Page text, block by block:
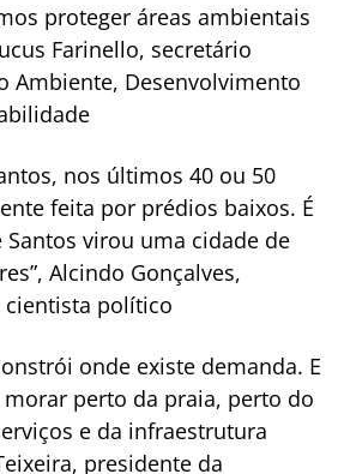
proteger áreas ambientais
Farinello, secretário
Ambiente, Desenvolvimento
nos últimos 40 ou 50
feita por prédios baixos. É
virou uma cidade de
Alcindo Gonçalves,
político
onde existe demanda. E
perto da praia, perto do
e da infraestrutura
presidente da